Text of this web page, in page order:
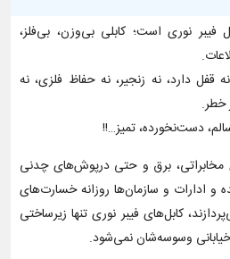
فیبر نوری است؛ کابلی بی‌وزن، بی‌فلز،
قفل دارد، نه زنجیر، نه حفاظ فلزی، نه
خطر.
دست‌نخورده، تمیز…!!
مخابراتی، برق و حتی درپوش‌های چدنی
و ادارات و سازمان‌ها روزانه خسارت‌های
کابل‌های فیبر نوری تنها زیرساختی
وسوسه‌شان نمی‌شود.